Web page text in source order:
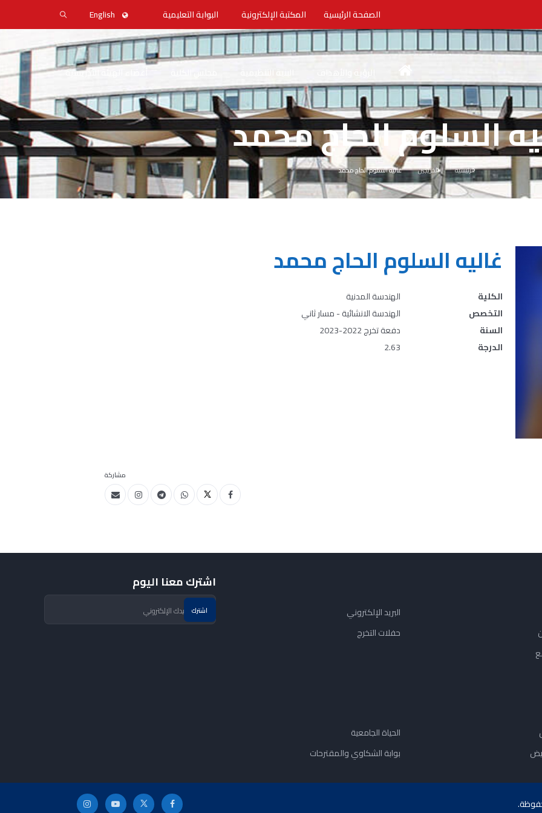
الصفحة الرئيسية المكتبة الإلكترونية البوابة التعليمية English
أعضاء الهيئة التدريسية
السلوم الحاج محمد
الرئيسية الخريجين غاليه السلوم الحاج محمد
غاليه السلوم الحاج محمد
الكلية
الهندسة المدنية
التخصص
الهندسة الانشائية - مسار ثاني
السنة
دفعة تخرج 2022-2023
الدرجة
2.63
مشاركة
البريد الإلكتروني
حفلات التخرج
الحياة الجامعية
بوابة الشكاوي والمقترحات
اشترك معنا اليوم